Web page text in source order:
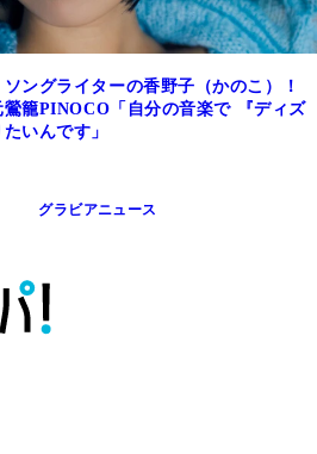
ソングライターの香野子（かのこ）！
籠PINOCO「自分の音楽で 『ディズ
いんです」
グラビアニュース